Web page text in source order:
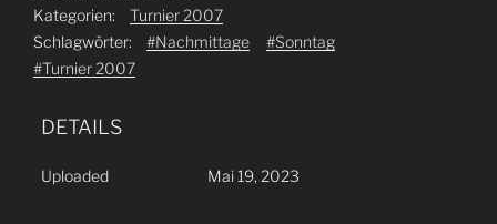
Kategorien:
Turnier 2007
Schlagwörter:
#Nachmittage
#Sonntag
#Turnier 2007
DETAILS
Uploaded Mai 19, 2023